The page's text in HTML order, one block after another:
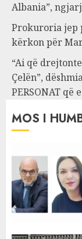
Albania”,
Prokuroria jep
kërkon për
“Ai që
Çelën”,
PERSONAT që
MOS I